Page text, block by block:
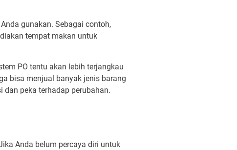
gunakan. Sebagai contoh,
tempat makan untuk
PO tentu akan lebih terjangkau
bisa menjual banyak jenis barang
peka terhadap perubahan.
Anda belum percaya diri untuk